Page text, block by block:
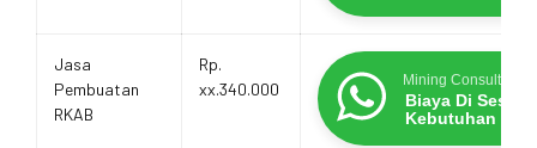
Jasa
Pembuatan
RKAB
Rp.
xx.340.000
Mining Consultants
Biaya Di
Kebutuhan